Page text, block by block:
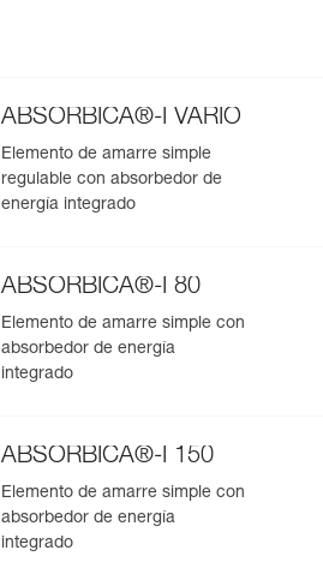
ABSORBICA®-I VARIO
Elemento de amarre simple
regulable con absorbedor de
energía integrado
ABSORBICA®-I 80
Elemento de amarre simple con
absorbedor de energía
integrado
ABSORBICA®-I 150
Elemento de amarre simple con
absorbedor de energía
integrado